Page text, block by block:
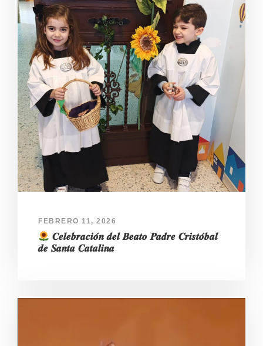
FEBRERO 11, 2026
𝑪𝒆𝒍𝒆𝒃𝒓𝒂𝒄𝒊𝒐́𝒏 𝒅𝒆𝒍 𝑩𝒆𝒂𝒕𝒐 𝑷𝒂𝒅𝒓𝒆 𝑪𝒓𝒊𝒔𝒕𝒐́𝒃𝒂𝒍
𝒅𝒆 𝑺𝒂𝒏𝒕𝒂 𝑪𝒂𝒕𝒂𝒍𝒊𝒏𝒂